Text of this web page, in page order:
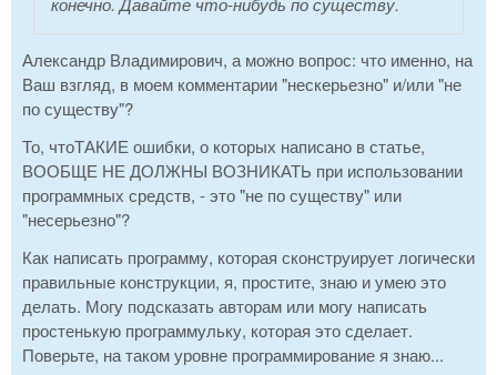
Александр Владимирович, а можно вопрос: что именно, на
Ваш взгляд, в моем комментарии "нескерьезно" и/или "не
по существу"?
То, чтоТАКИЕ ошибки, о которых написано в статье,
ВООБЩЕ НЕ ДОЛЖНЫ ВОЗНИКАТЬ при использовании
программных средств, - это "не по существу" или
"несерьезно"?
Как написать программу, которая сконструирует логически
правильные конструкции, я, простите, знаю и умею это
делать. Могу подсказать авторам или могу написать
простенькую программульку, которая это сделает.
Поверьте, на таком уровне программирование я знаю...